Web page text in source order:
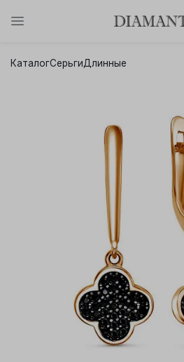
Осталось:
КаталогСерьгиДлинные